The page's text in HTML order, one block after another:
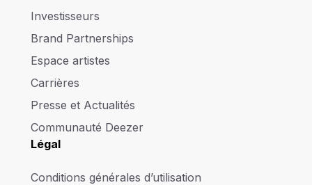
Investisseurs
Brand Partnerships
Espace artistes
Carrières
Presse et Actualités
Communauté Deezer
Légal
Conditions générales d’utilisation